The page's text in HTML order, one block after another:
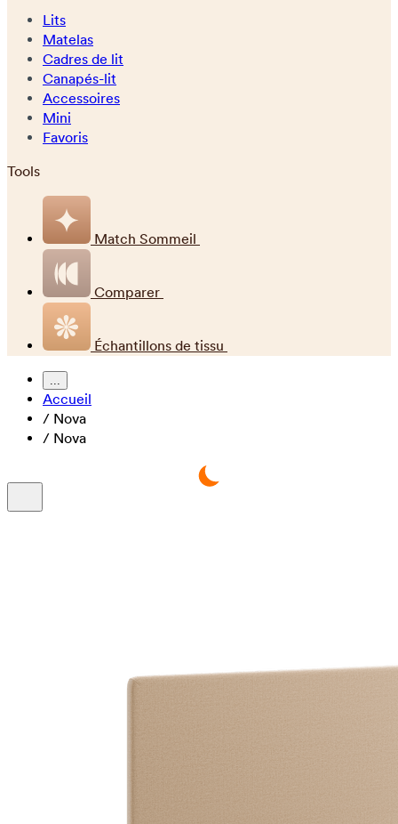
Lits
Matelas
Cadres de lit
Canapés-lit
Accessoires
Mini
Favoris
Tools
Match Sommeil
Comparer
Échantillons de tissu
...
Accueil
/ Nova
/ Nova